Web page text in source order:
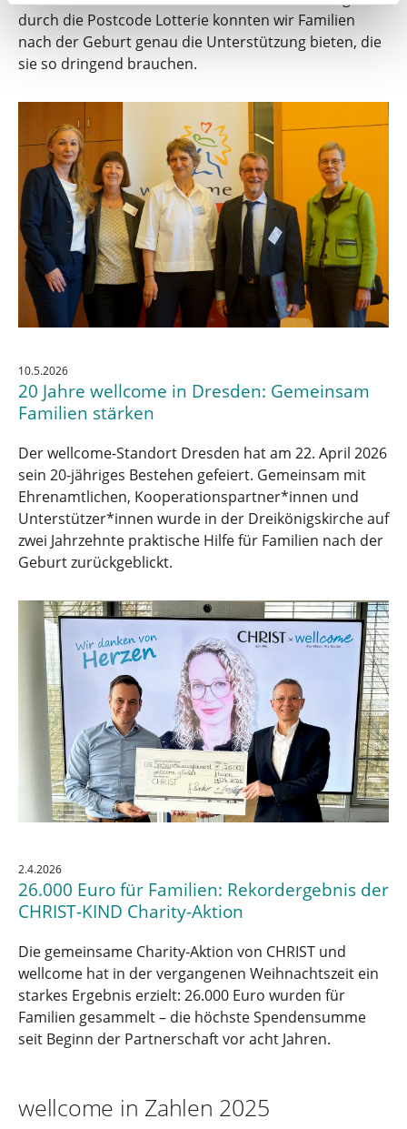
durch die Postcode Lotterie konnten wir Familien
nach der Geburt genau die Unterstützung bieten, die
sie so dringend brauchen.
10.5.2026
20 Jahre wellcome in Dresden: Gemeinsam
Familien stärken
Der wellcome-Standort Dresden hat am 22. April 2026
sein 20-jähriges Bestehen gefeiert. Gemeinsam mit
Ehrenamtlichen, Kooperationspartner*innen und
Unterstützer*innen wurde in der Dreikönigskirche auf
zwei Jahrzehnte praktische Hilfe für Familien nach der
Geburt zurückgeblickt.
2.4.2026
26.000 Euro für Familien: Rekordergebnis der
CHRIST-KIND Charity-Aktion
Die gemeinsame Charity-Aktion von CHRIST und
wellcome hat in der vergangenen Weihnachtszeit ein
starkes Ergebnis erzielt: 26.000 Euro wurden für
Familien gesammelt – die höchste Spendensumme
seit Beginn der Partnerschaft vor acht Jahren.
wellcome in Zahlen 2025